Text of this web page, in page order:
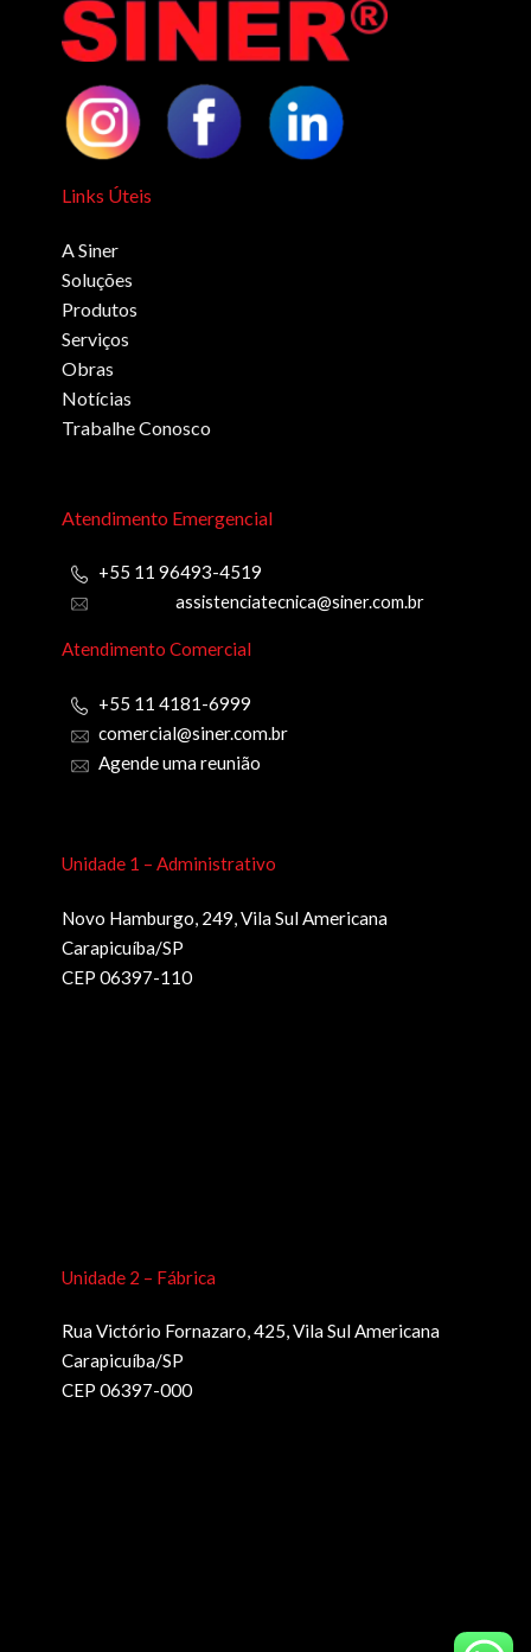
Links Úteis
A Siner
Soluções
Produtos
Serviços
Obras
Notícias
Trabalhe Conosco
Atendimento Emergencial
+55 11 96493-4519
assistenciatecnica@siner.com.br
Atendimento Comercial
+55 11 4181-6999
comercial@siner.com.br
Agende uma reunião
Unidade 1 – Administrativo
Novo Hamburgo, 249, Vila Sul Americana
Carapicuíba/SP
CEP 06397-110
Unidade 2 – Fábrica
Rua Victório Fornazaro, 425, Vila Sul Americana
Carapicuíba/SP
CEP 06397-000